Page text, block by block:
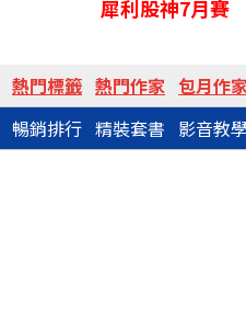
犀利股神7月賽
熱門標籤 熱門作家 包月作
暢銷排行 精裝套書 影音教